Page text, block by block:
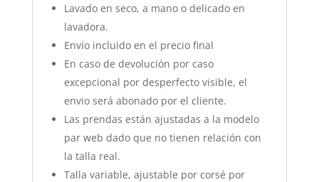
Lavado en seco, a mano o delicado en
lavadora.
Envío incluido en el precio final
En caso de devolución por caso
excepcional por desperfecto visible, el
envio será abonado por el cliente.
Las prendas están ajustadas a la modelo
par web dado que no tienen relación con
la talla real.
Talla variable, ajustable por corsé por